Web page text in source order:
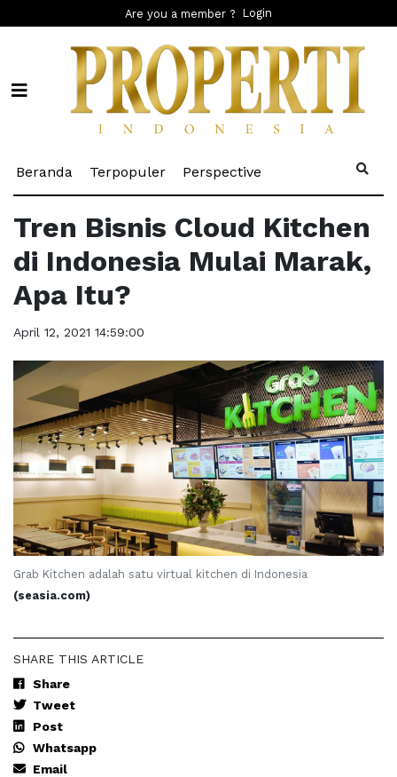
Are you a member ? Login
Beranda (current)
Terpopuler(current)
Perspective
Tren Bisnis Cloud Kitchen
di Indonesia Mulai Marak,
Apa Itu?
April 12, 2021 14:59:00
Grab Kitchen adalah satu virtual kitchen di Indonesia
(seasia.com)
SHARE THIS ARTICLE
Share
Tweet
Post
Whatsapp
Email